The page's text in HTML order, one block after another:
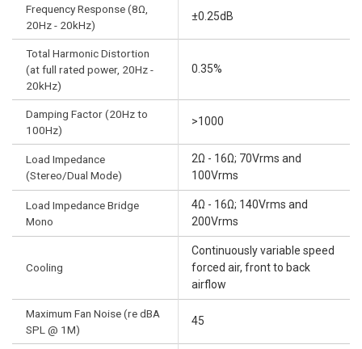
Frequency Response (8Ω,
20Hz - 20kHz)
±0.25dB
Total Harmonic Distortion
(at full rated power, 20Hz -
20kHz)
0.35%
Damping Factor (20Hz to
100Hz)
>1000
Load Impedance
(Stereo/Dual Mode)
2Ω - 16Ω; 70Vrms and
100Vrms
Load Impedance Bridge
Mono
4Ω - 16Ω; 140Vrms and
200Vrms
Cooling
Continuously variable speed
forced air, front to back
airflow
Maximum Fan Noise (re dBA
SPL @ 1M)
45